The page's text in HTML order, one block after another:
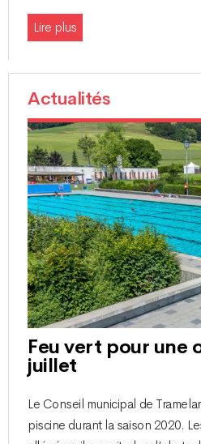
Lire plus
Actualités
Feu vert pour une
juillet
Le Conseil municipal de
piscine durant la saison 2020.